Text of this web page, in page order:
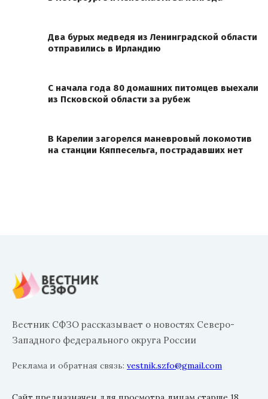
Два бурых медведя из Ленинградской области
отправились в Ирландию
С начала года 80 домашних питомцев выехали
из Псковской области за рубеж
В Карелии загорелся маневровый локомотив
на станции Кяппесельга, пострадавших нет
Вестник СФЗО рассказывает о новостях Северо-
Западного федерального округа России
Реклама и обратная связь: vestnik.szfo@gmail.com